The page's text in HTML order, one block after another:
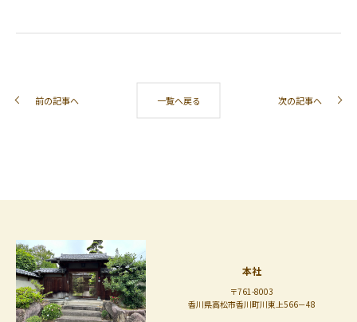
前の記事へ 一覧へ戻る 次の記事へ
本社
〒761-8003
香川県高松市香川町川東上566－48